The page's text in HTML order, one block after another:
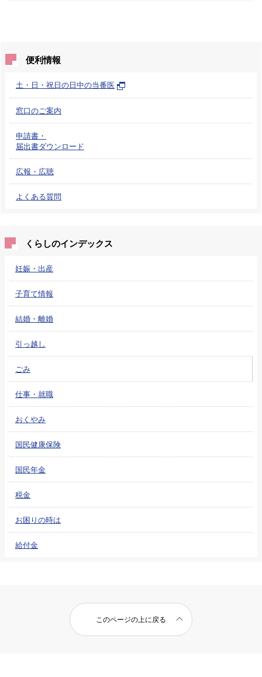
便利情報
土・日・祝日の日中の当番医
窓口のご案内
申請書・
届出書ダウンロード
広報・広聴
よくある質問
くらしのインデックス
妊娠・出産
子育て情報
結婚・離婚
引っ越し
ごみ
仕事・就職
おくやみ
国民健康保険
国民年金
税金
お困りの時は
給付金
このページの上に戻る